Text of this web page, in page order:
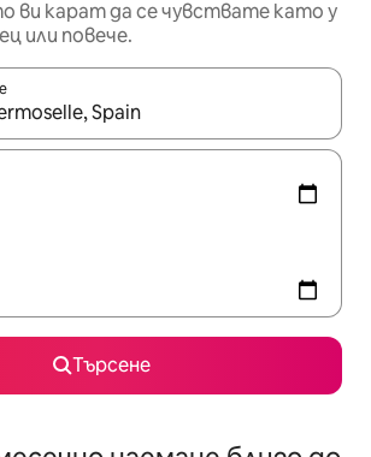
ви карат да се чувствате като у
или повече.
се покажат, използвайте
Търсене